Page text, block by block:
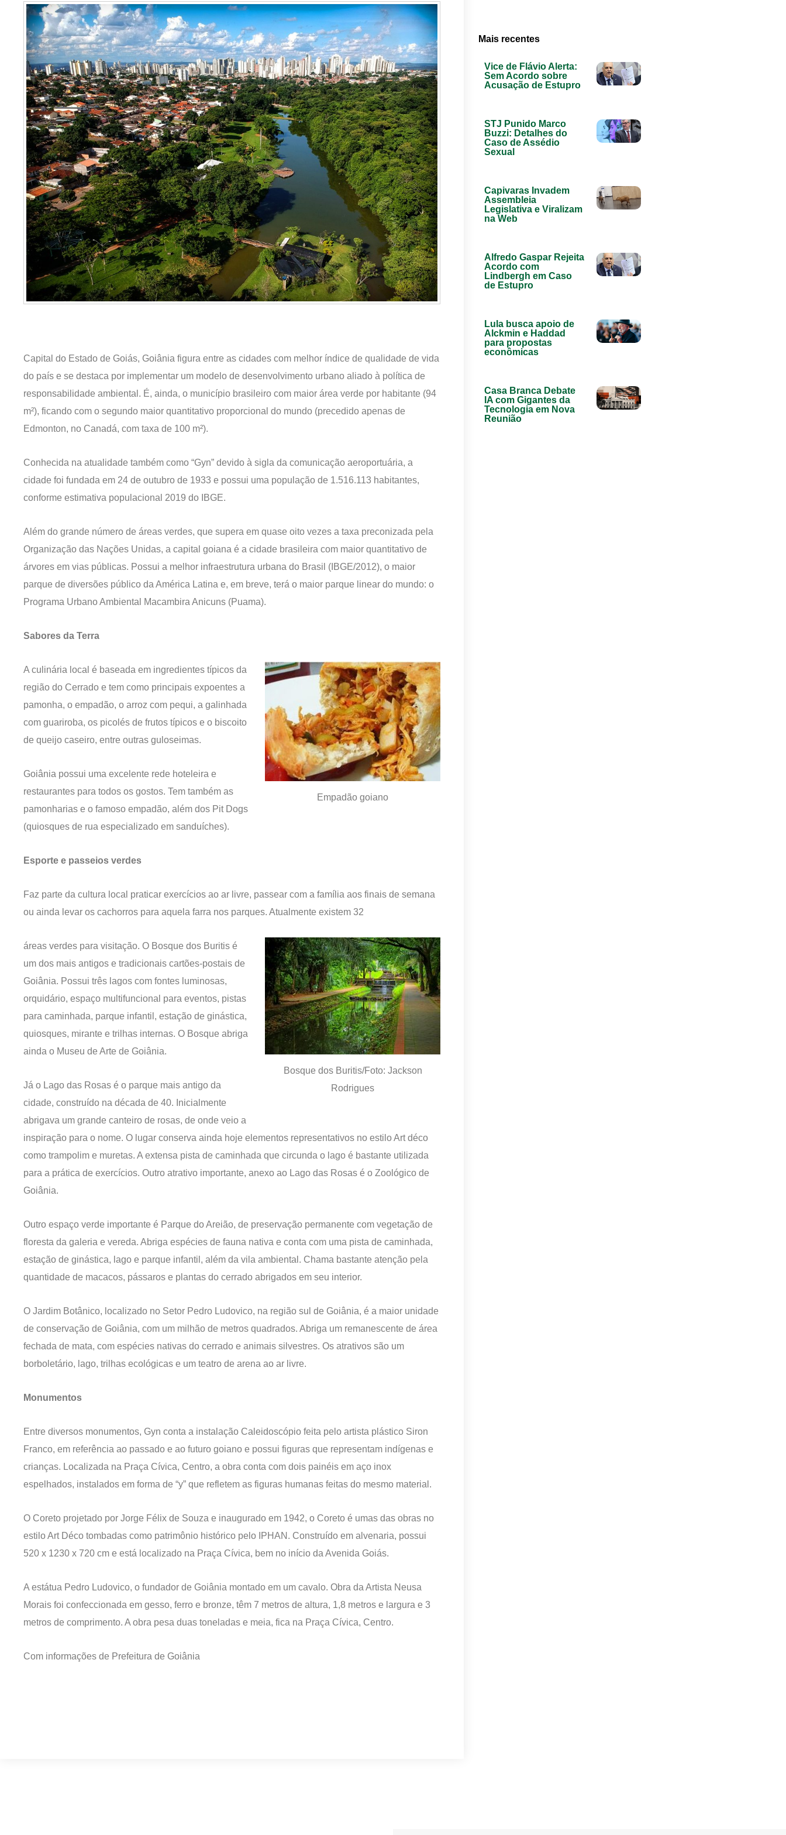
Capital do Estado de Goiás, Goiânia figura entre as cidades com melhor índice de qualidade de vida
do país e se destaca por implementar um modelo de desenvolvimento urbano aliado à política de
responsabilidade ambiental. É, ainda, o município brasileiro com maior área verde por habitante (94
m²), ficando com o segundo maior quantitativo proporcional do mundo (precedido apenas de
Edmonton, no Canadá, com taxa de 100 m²).
Conhecida na atualidade também como “Gyn” devido à sigla da comunicação aeroportuária, a
cidade foi fundada em 24 de outubro de 1933 e possui uma população de 1.516.113 habitantes,
conforme estimativa populacional 2019 do IBGE.
Além do grande número de áreas verdes, que supera em quase oito vezes a taxa preconizada pela
Organização das Nações Unidas, a capital goiana é a cidade brasileira com maior quantitativo de
árvores em vias públicas. Possui a melhor infraestrutura urbana do Brasil (IBGE/2012), o maior
parque de diversões público da América Latina e, em breve, terá o maior parque linear do mundo: o
Programa Urbano Ambiental Macambira Anicuns (Puama).
Sabores da Terra
Empadão goiano
A culinária local é baseada em ingredientes típicos da
região do Cerrado e tem como principais expoentes a
pamonha, o empadão, o arroz com pequi, a galinhada
com guariroba, os picolés de frutos típicos e o biscoito
de queijo caseiro, entre outras guloseimas.
Goiânia possui uma excelente rede hoteleira e
restaurantes para todos os gostos. Tem também as
pamonharias e o famoso empadão, além dos Pit Dogs
(quiosques de rua especializado em sanduíches).
Esporte e passeios verdes
Faz parte da cultura local praticar exercícios ao ar livre, passear com a família aos finais de semana
ou ainda levar os cachorros para aquela farra nos parques. Atualmente existem 32
Bosque dos Buritis/Foto: Jackson
Rodrigues
áreas verdes para visitação. O Bosque dos Buritis é
um dos mais antigos e tradicionais cartões-postais de
Goiânia. Possui três lagos com fontes luminosas,
orquidário, espaço multifuncional para eventos, pistas
para caminhada, parque infantil, estação de ginástica,
quiosques, mirante e trilhas internas. O Bosque abriga
ainda o Museu de Arte de Goiânia.
Já o Lago das Rosas é o parque mais antigo da
cidade, construído na década de 40. Inicialmente
abrigava um grande canteiro de rosas, de onde veio a
inspiração para o nome. O lugar conserva ainda hoje elementos representativos no estilo Art déco
como trampolim e muretas. A extensa pista de caminhada que circunda o lago é bastante utilizada
para a prática de exercícios. Outro atrativo importante, anexo ao Lago das Rosas é o Zoológico de
Goiânia.
Outro espaço verde importante é Parque do Areião, de preservação permanente com vegetação de
floresta da galeria e vereda. Abriga espécies de fauna nativa e conta com uma pista de caminhada,
estação de ginástica, lago e parque infantil, além da vila ambiental. Chama bastante atenção pela
quantidade de macacos, pássaros e plantas do cerrado abrigados em seu interior.
O Jardim Botânico, localizado no Setor Pedro Ludovico, na região sul de Goiânia, é a maior unidade
de conservação de Goiânia, com um milhão de metros quadrados. Abriga um remanescente de área
fechada de mata, com espécies nativas do cerrado e animais silvestres. Os atrativos são um
borboletário, lago, trilhas ecológicas e um teatro de arena ao ar livre.
Monumentos
Entre diversos monumentos, Gyn conta a instalação Caleidoscópio feita pelo artista plástico Siron
Franco, em referência ao passado e ao futuro goiano e possui figuras que representam indígenas e
crianças. Localizada na Praça Cívica, Centro, a obra conta com dois painéis em aço inox
espelhados, instalados em forma de “y” que refletem as figuras humanas feitas do mesmo material.
O Coreto projetado por Jorge Félix de Souza e inaugurado em 1942, o Coreto é umas das obras no
estilo Art Déco tombadas como patrimônio histórico pelo IPHAN. Construído em alvenaria, possui
520 x 1230 x 720 cm e está localizado na Praça Cívica, bem no início da Avenida Goiás.
A estátua Pedro Ludovico, o fundador de Goiânia montado em um cavalo. Obra da Artista Neusa
Morais foi confeccionada em gesso, ferro e bronze, têm 7 metros de altura, 1,8 metros e largura e 3
metros de comprimento. A obra pesa duas toneladas e meia, fica na Praça Cívica, Centro.
Com informações de Prefeitura de Goiânia
Mais recentes
Vice de Flávio Alerta:
Sem Acordo sobre
Acusação de Estupro
STJ Punido Marco
Buzzi: Detalhes do
Caso de Assédio
Sexual
Capivaras Invadem
Assembleia
Legislativa e Viralizam
na Web
Alfredo Gaspar Rejeita
Acordo com
Lindbergh em Caso
de Estupro
Lula busca apoio de
Alckmin e Haddad
para propostas
econômicas
Casa Branca Debate
IA com Gigantes da
Tecnologia em Nova
Reunião